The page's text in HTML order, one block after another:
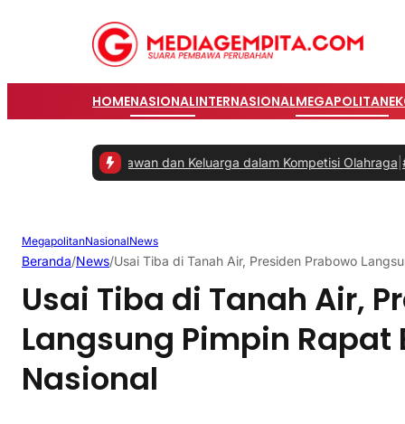
HOMENASIONALINTERNASIONALMEGAPOLITAN
Karyawan dan Keluarga dalam Kompetisi Olahraga|#2 -
MegapolitanNasionalNews
Beranda/News/Usai Tiba di Tanah Air, Presiden Prabowo
Usai Tiba di Tanah Air,
Langsung Pimpin Rapat
Nasional